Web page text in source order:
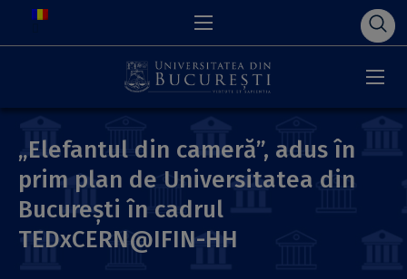
„Elefantul din cameră”, adus în
prim plan de Universitatea din
București în cadrul
TEDxCERN@IFIN-HH